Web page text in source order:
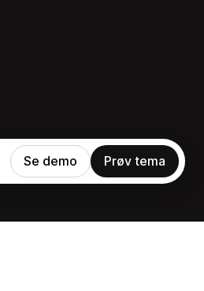
Se demo Prøv tema